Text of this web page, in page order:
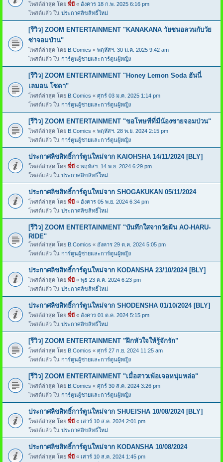
โพสต์ล่าสุด โดย พี่บี « อังคาร 18 ก.พ. 2025 6:16 pm
โพสต์แล้ว ใน ประกาศลิขสิทธิ์ใหม่
[รีวิว] ZOOM ENTERTAINMENT "KANAKANA วัยซนอลวนกับวัย
ซ่าจอมป่วน"
โพสต์ล่าสุด โดย B.Comics « พฤหัสฯ. 30 ม.ค. 2025 9:42 am
โพสต์แล้ว ใน การ์ตูนผู้ชายและการ์ตูนผู้หญิง
[รีวิว] ZOOM ENTERTAINMENT "Honey Lemon Soda ฮันนี่
เลมอน โซดา"
โพสต์ล่าสุด โดย B.Comics « ศุกร์ 03 ม.ค. 2025 1:14 pm
โพสต์แล้ว ใน การ์ตูนผู้ชายและการ์ตูนผู้หญิง
[รีวิว] ZOOM ENTERTAINMENT "ขอโทษทีที่มีน้องชายจอมป่วน"
โพสต์ล่าสุด โดย B.Comics « พฤหัสฯ. 28 พ.ย. 2024 2:15 pm
โพสต์แล้ว ใน การ์ตูนผู้ชายและการ์ตูนผู้หญิง
ประกาศลิขสิทธิ์การ์ตูนใหม่จาก KAIOHSHA 14/11/2024 [BLY]
โพสต์ล่าสุด โดย พี่บี « พฤหัสฯ. 14 พ.ย. 2024 6:29 pm
โพสต์แล้ว ใน ประกาศลิขสิทธิ์ใหม่
ประกาศลิขสิทธิ์การ์ตูนใหม่จาก SHOGAKUKAN 05/11/2024
โพสต์ล่าสุด โดย พี่บี « อังคาร 05 พ.ย. 2024 6:34 pm
โพสต์แล้ว ใน ประกาศลิขสิทธิ์ใหม่
[รีวิว] ZOOM ENTERTAINMENT "บันทึกใสจากวัยฝัน AO-HARU-
RIDE"
โพสต์ล่าสุด โดย B.Comics « อังคาร 29 ต.ค. 2024 5:05 pm
โพสต์แล้ว ใน การ์ตูนผู้ชายและการ์ตูนผู้หญิง
ประกาศลิขสิทธิ์การ์ตูนใหม่จาก KODANSHA 23/10/2024 [BLY]
โพสต์ล่าสุด โดย พี่บี « พุธ 23 ต.ค. 2024 6:23 pm
โพสต์แล้ว ใน ประกาศลิขสิทธิ์ใหม่
ประกาศลิขสิทธิ์การ์ตูนใหม่จาก SHODENSHA 01/10/2024 [BLY]
โพสต์ล่าสุด โดย พี่บี « อังคาร 01 ต.ค. 2024 5:15 pm
โพสต์แล้ว ใน ประกาศลิขสิทธิ์ใหม่
[รีวิว] ZOOM ENTERTAINMENT "ฝึกหัวใจให้รู้จักรัก"
โพสต์ล่าสุด โดย B.Comics « ศุกร์ 27 ก.ย. 2024 11:25 am
โพสต์แล้ว ใน การ์ตูนผู้ชายและการ์ตูนผู้หญิง
[รีวิว] ZOOM ENTERTAINMENT "เมื่อสาวเพ้อเจอหนุ่มหล่อ"
โพสต์ล่าสุด โดย B.Comics « ศุกร์ 30 ส.ค. 2024 3:26 pm
โพสต์แล้ว ใน การ์ตูนผู้ชายและการ์ตูนผู้หญิง
ประกาศลิขสิทธิ์การ์ตูนใหม่จาก SHUEISHA 10/08/2024 [BLY]
โพสต์ล่าสุด โดย พี่บี « เสาร์ 10 ส.ค. 2024 2:01 pm
โพสต์แล้ว ใน ประกาศลิขสิทธิ์ใหม่
ประกาศลิขสิทธิ์การ์ตูนใหม่จาก KODANSHA 10/08/2024
โพสต์ล่าสุด โดย พี่บี « เสาร์ 10 ส.ค. 2024 1:45 pm